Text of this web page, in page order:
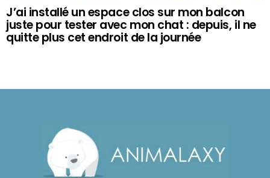
J’ai installé un espace clos sur mon balcon
juste pour tester avec mon chat : depuis, il ne
quitte plus cet endroit de la journée